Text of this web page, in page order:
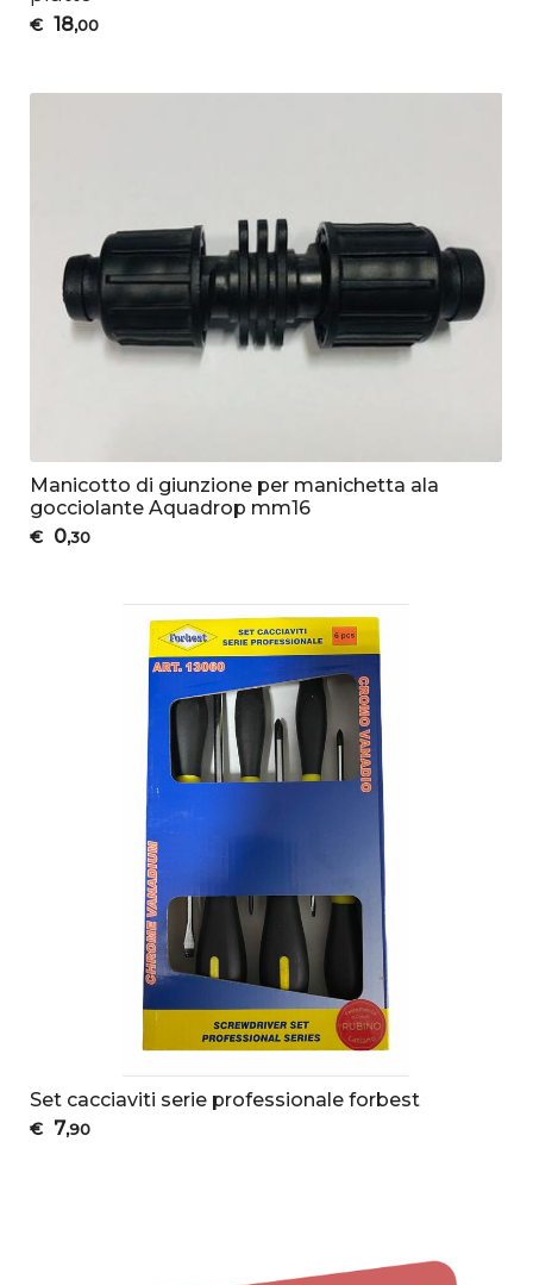
€ 18,00
Manicotto di giunzione per manichetta ala
gocciolante Aquadrop mm16
€ 0,30
Set cacciaviti serie professionale forbest
€ 7,90